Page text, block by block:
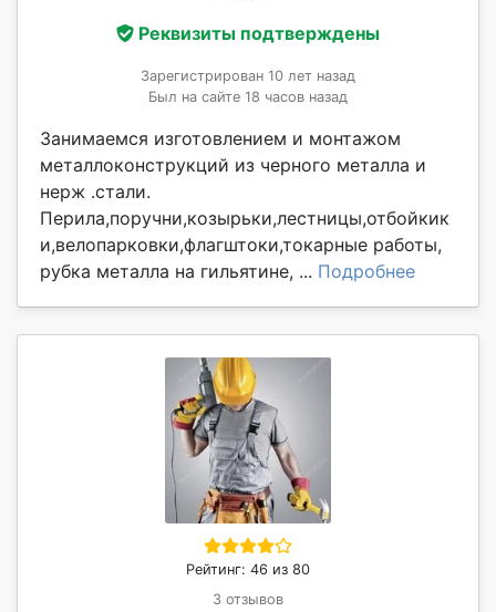
Реквизиты подтверждены
Зарегистрирован 10 лет назад
Был на сайте 18 часов назад
Занимаемся изготовлением и монтажом
металлоконструкций из черного металла и
нерж .стали.
Перила,поручни,козырьки,лестницы,отбойкик
и,велопарковки,флагштоки,токарные работы,
рубка металла на гильятине, ... Подробнее
Рейтинг: 46 из 80
3 отзывов